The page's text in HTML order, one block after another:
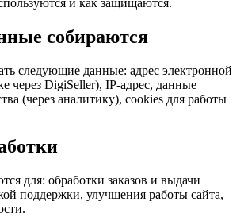
собираются
следующие данные: адрес электронной
через DigiSeller), IP-адрес, данные
(через аналитику), cookies для работы
для: обработки заказов и выдачи
поддержки, улучшения работы сайта,